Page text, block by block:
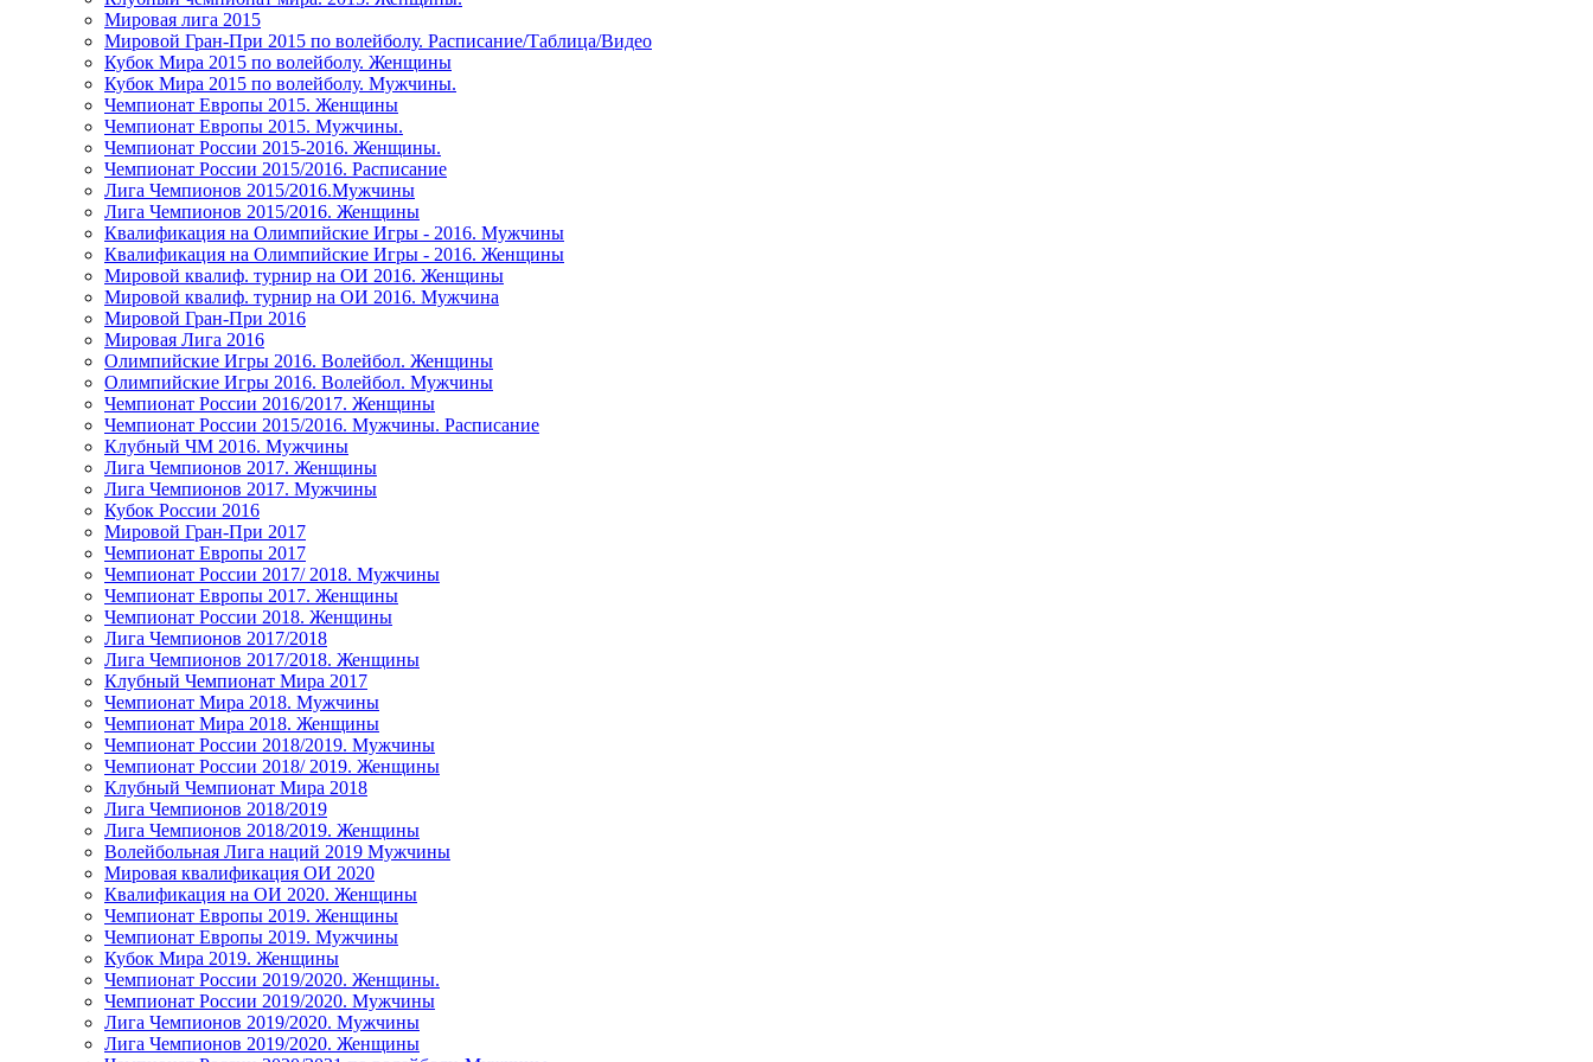
Мировая лига 2015
Мировой Гран-При 2015 по волейболу. Расписание/Таблица/Видео
Кубок Мира 2015 по волейболу. Женщины
Кубок Мира 2015 по волейболу. Мужчины.
Чемпионат Европы 2015. Женщины
Чемпионат Европы 2015. Мужчины.
Чемпионат России 2015-2016. Женщины.
Чемпионат России 2015/2016. Расписание
Лига Чемпионов 2015/2016.Мужчины
Лига Чемпионов 2015/2016. Женщины
Квалификация на Олимпийские Игры - 2016. Мужчины
Квалификация на Олимпийские Игры - 2016. Женщины
Мировой квалиф. турнир на ОИ 2016. Женщины
Мировой квалиф. турнир на ОИ 2016. Мужчина
Мировой Гран-При 2016
Мировая Лига 2016
Олимпийские Игры 2016. Волейбол. Женщины
Олимпийские Игры 2016. Волейбол. Мужчины
Чемпионат России 2016/2017. Женщины
Чемпионат России 2015/2016. Мужчины. Расписание
Клубный ЧМ 2016. Мужчины
Лига Чемпионов 2017. Женщины
Лига Чемпионов 2017. Мужчины
Кубок России 2016
Мировой Гран-При 2017
Чемпионат Европы 2017
Чемпионат России 2017/ 2018. Мужчины
Чемпионат Европы 2017. Женщины
Чемпионат России 2018. Женщины
Лига Чемпионов 2017/2018
Лига Чемпионов 2017/2018. Женщины
Клубный Чемпионат Мира 2017
Чемпионат Мира 2018. Мужчины
Чемпионат Мира 2018. Женщины
Чемпионат России 2018/2019. Мужчины
Чемпионат России 2018/ 2019. Женщины
Клубный Чемпионат Мира 2018
Лига Чемпионов 2018/2019
Лига Чемпионов 2018/2019. Женщины
Волейбольная Лига наций 2019 Мужчины
Мировая квалификация ОИ 2020
Квалификация на ОИ 2020. Женщины
Чемпионат Европы 2019. Женщины
Чемпионат Европы 2019. Мужчины
Кубок Мира 2019. Женщины
Чемпионат России 2019/2020. Женщины.
Чемпионат России 2019/2020. Мужчины
Лига Чемпионов 2019/2020. Мужчины
Лига Чемпионов 2019/2020. Женщины